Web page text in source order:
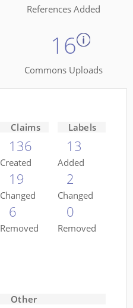
References Added
16
Commons Uploads
Claims
136
Created
19
Changed
6
Removed
Labels
13
Added
2
Changed
0
Removed
Other